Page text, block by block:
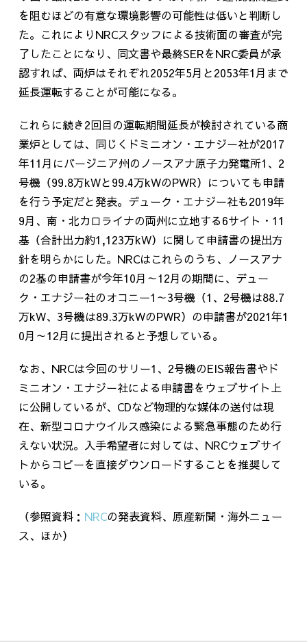
を阻むほどの有意な環境影響の可能性は低いと判断し
た。これによりNRCスタッフによる技術面の審査が完
了したことになり、同文書や最終SERをNRC委員が承
認すれば、両炉はそれぞれ2052年5月と2053年1月まで
延長運転することが可能になる。
これらに続き2回目の運転期間延長が検討されている商
業炉としては、同じくドミニオン・エナジー社が2017
年11月にバージニア州のノースアナ原子力発電所1、2
号機（99.8万kWと99.4万kWのPWR）についても申請
を行う予定だと発表。デューク・エナジー社も2019年
9月、南・北カロライナの両州に立地する6サイト・11
基（合計出力約1,123万kW）に関して申請書の提出方
針を明らかにした。NRCはこれらのうち、ノースアナ
の2基の申請書が今年10月～12月の期間に、デュー
ク・エナジー社のオコニー1～3号機（1、2号機は88.7
万kW、3号機は89.3万kWのPWR）の申請書が2021年1
0月～12月に提出されると予想している。
なお、NRCは今回のサリー1、2号機のEIS報告書やド
ミニオン・エナジー社による申請書をウェブサイト上
に公開しているが、CDなど物理的な媒体の送付は現
在、新型コロナウイルス感染による緊急事態のため行
えない状況。入手希望者に対しては、NRCウェブサイ
トからコピーを直接ダウンロードすることを推奨して
いる。
（参照資料： NRCの発表資料、原産新聞・海外ニュー
ス、ほか）